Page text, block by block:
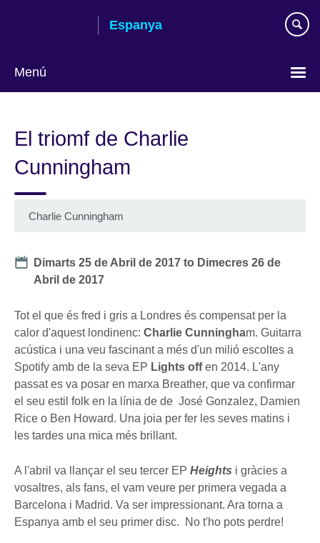
Espanya
Menú
teu
El triomf de Charlie
Cunningham
Charlie Cunningham
Date
Dimarts 25 de Abril de 2017 to Dimecres 26 de
Abril de 2017
Tot el que és fred i gris a Londres és compensat per la
calor d'aquest londinenc: Charlie Cunningham. Guitarra
acústica i una veu fascinant a més d'un milió escoltes a
Spotify amb de la seva EP Lights offen 2014. L'any
passat es va posar en marxa Breather, que va confirmar
el seu estil folk en la línia de de José Gonzalez, Damien
Rice o Ben Howard. Una joia per fer les seves matins i
les tardes una mica més brillant.
A l'abril va llançar el seu tercer EP Heights i gràcies a
vosaltres, als fans, el vam veure per primera vegada a
Barcelona i Madrid. Va ser impressionant. Ara torna a
Espanya amb el seu primer disc. No t'ho pots perdre!